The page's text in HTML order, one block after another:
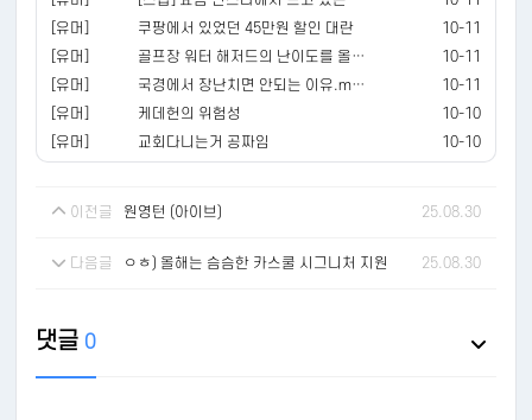
[유머]
쿠팡에서 있었던 45만원 할인 대란
10-11
[유머]
골프장 워터 해저드의 난이도를 올렸다.mp4
10-11
[유머]
국경에서 장난치면 안되는 이유.mp4
10-11
[유머]
케데헌의 위험성
10-10
[유머]
교회다니는거 공짜임 10-10
이전글 원영턴 (아이브) 25.08.30
다음글 ㅇㅎ) 올해는 슴슴한 카스쿨 시그니처 지원 25.08.30
댓글 0